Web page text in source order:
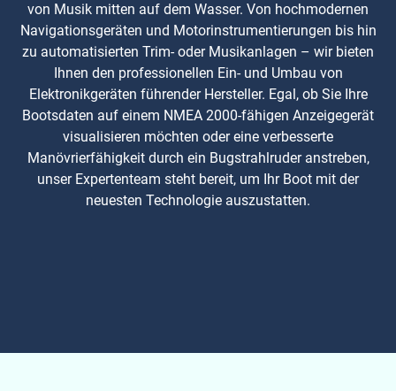
von Musik mitten auf dem Wasser. Von hochmodernen
Navigationsgeräten und Motorinstrumentierungen bis hin
zu automatisierten Trim- oder Musikanlagen – wir bieten
Ihnen den professionellen Ein- und Umbau von
Elektronikgeräten führender Hersteller. Egal, ob Sie Ihre
Bootsdaten auf einem NMEA 2000-fähigen Anzeigegerät
visualisieren möchten oder eine verbesserte
Manövrierfähigkeit durch ein Bugstrahlruder anstreben,
unser Expertenteam steht bereit, um Ihr Boot mit der
neuesten Technologie auszustatten.